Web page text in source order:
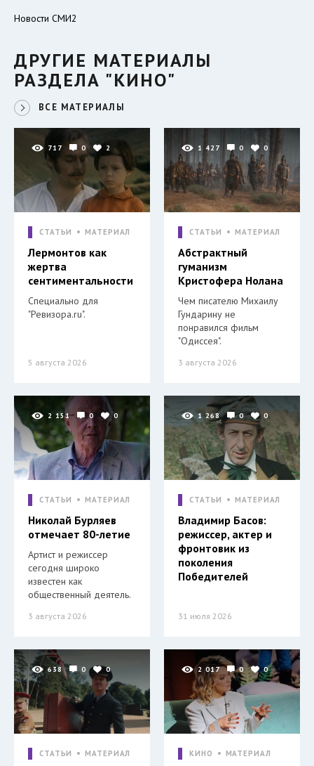
Новости СМИ2
ДРУГИЕ МАТЕРИАЛЫ
РАЗДЕЛА "КИНО"
ВСЕ МАТЕРИАЛЫ
717 0 2
СТАТЬИ МАТЕРИАЛ
Лермонтов как
жертва
сентиментальности
Специально для
"Ревизора.ru".
5 августа 2026
1 427 0 0
СТАТЬИ МАТЕРИАЛ
Абстрактный
гуманизм
Кристофера Нолана
Чем писателю Михаилу
Гундарину не
понравился фильм
"Одиссея".
3 августа 2026
2 151 0 0
СТАТЬИ МАТЕРИАЛ
Николай Бурляев
отмечает 80-летие
Артист и режиссер
сегодня широко
известен как
общественный деятель.
3 августа 2026
1 268 0 0
СТАТЬИ МАТЕРИАЛ
Владимир Басов:
режиссер, актер и
фронтовик из
поколения
Победителей
31 июля 2026
638 0 0
СТАТЬИ МАТЕРИАЛ
2 017 0 0
КИНО МАТЕРИАЛ